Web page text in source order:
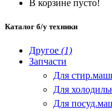
В корзине пусто!
Каталог б/у техники
Другое (1)
Запчасти
Для
Для
Для